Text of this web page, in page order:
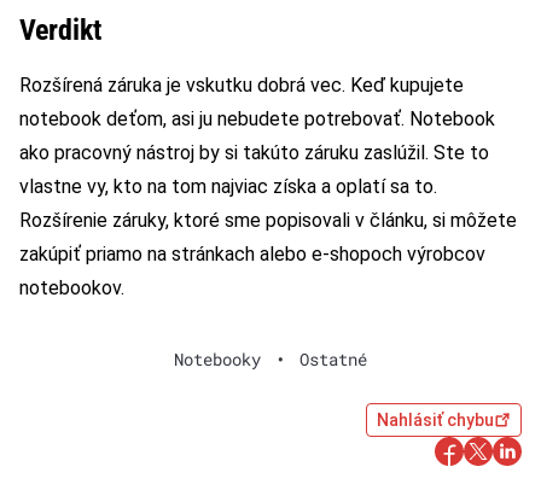
Verdikt
Rozšírená záruka je vskutku dobrá vec. Keď kupujete
notebook deťom, asi ju nebudete potrebovať. Notebook
ako pracovný nástroj by si takúto záruku zaslúžil. Ste to
vlastne vy, kto na tom najviac získa a oplatí sa to.
Rozšírenie záruky, ktoré sme popisovali v článku, si môžete
zakúpiť priamo na stránkach alebo e-shopoch výrobcov
notebookov.
Notebooky • Ostatné
Nahlásiť chybu